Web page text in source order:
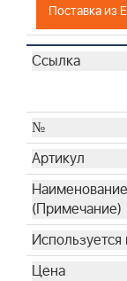
Поставка из